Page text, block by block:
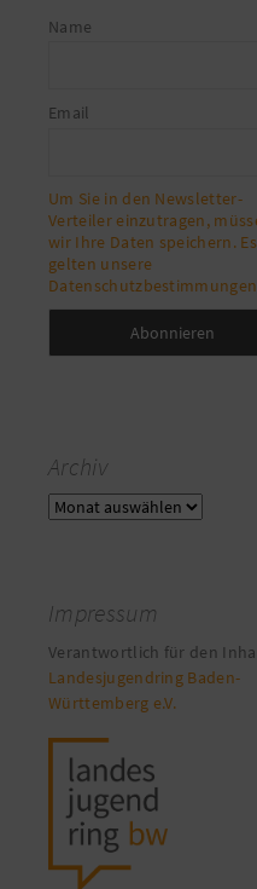
Name
Email
Um Sie in den Newsletter-
Verteiler einzutragen,
wir Ihre Daten speichern. Es
gelten unsere
Archiv
Archiv
Impressum
Verantwortlich für den
Landesjugendring Baden-
Württemberg e.V.